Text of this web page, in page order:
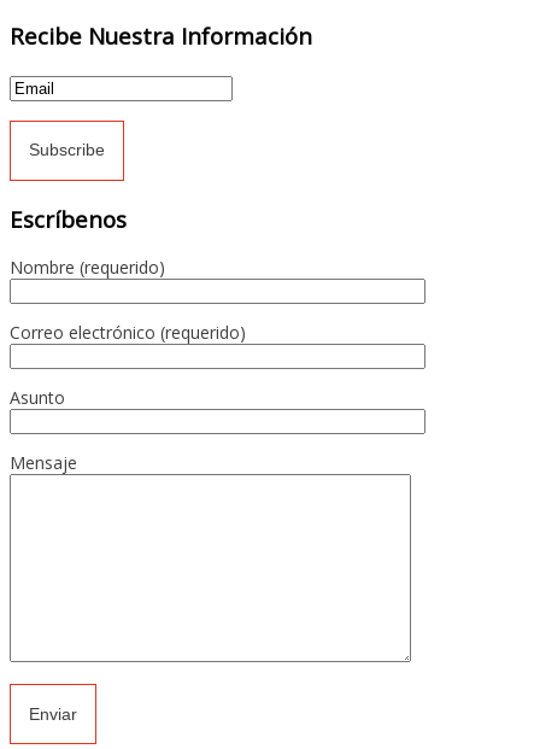
Recibe Nuestra Información
Escríbenos
Nombre (requerido)
Correo electrónico (requerido)
Asunto
Mensaje